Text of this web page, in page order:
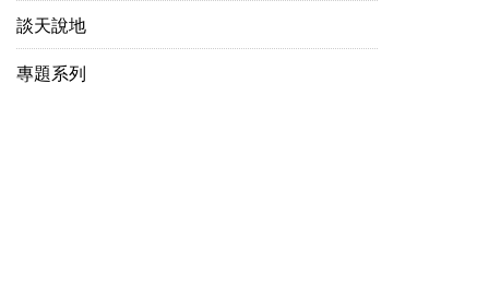
談天說地
專題系列